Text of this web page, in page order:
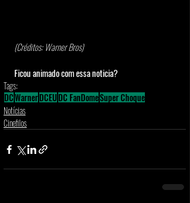
(Créditos: Warner Bros)
Ficou animado com essa noticia?
Tags:
DCWarnerDCEUDC FanDomeSuper Choque
Notícias
Cinefilos